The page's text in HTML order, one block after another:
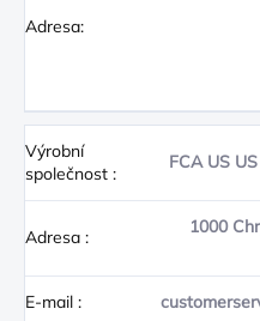
Adresa:
Výrobní
společnost :
FCA US
Adresa :
1000
E-mail :